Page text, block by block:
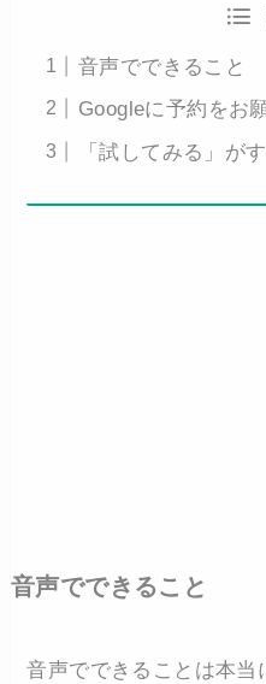
音声でできること
Googleに予約をお
「試してみる」が
音声でできること
音声でできることは本